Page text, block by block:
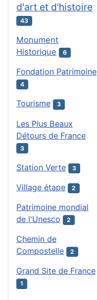
d'art et d'histoire
43
Monument
Historique
6
Fondation Patrimoine
4
Tourisme 3
Les Plus Beaux
Détours de France
3
Station Verte 3
Village étape 2
Patrimoine mondial
de l'Unesco
2
Chemin de
Compostelle
2
Grand Site de France
1